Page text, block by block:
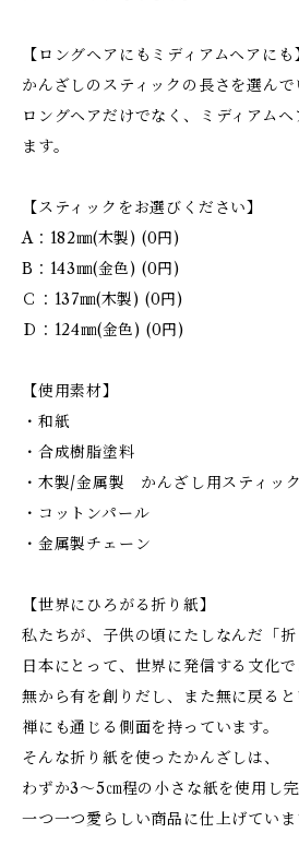
【ロングヘアにもミディアムヘアにも
かんざしのスティックの長さを選ん
ロングヘアだけでなく、ミディアム
ます。
【スティックをお選びください】
A：182㎜(木製) (0円)
B：143㎜(金色) (0円)
Ｃ：137㎜(木製) (0円)
Ｄ：124㎜(金色) (0円)
【使用素材】
・和紙
・合成樹脂塗料
・木製/金属製 かんざし用スティック
・コットンパール
・金属製チェーン
【世界にひろがる折り紙】
私たちが、子供の頃にたしなんだ「
日本にとって、世界に発信する文化で
無から有を創りだし、また無に戻ると
禅にも通じる側面を持っています。
そんな折り紙を使ったかんざしは、
わずか3～5㎝程の小さな紙を使用し
一つ一つ愛らしい商品に仕上げていま